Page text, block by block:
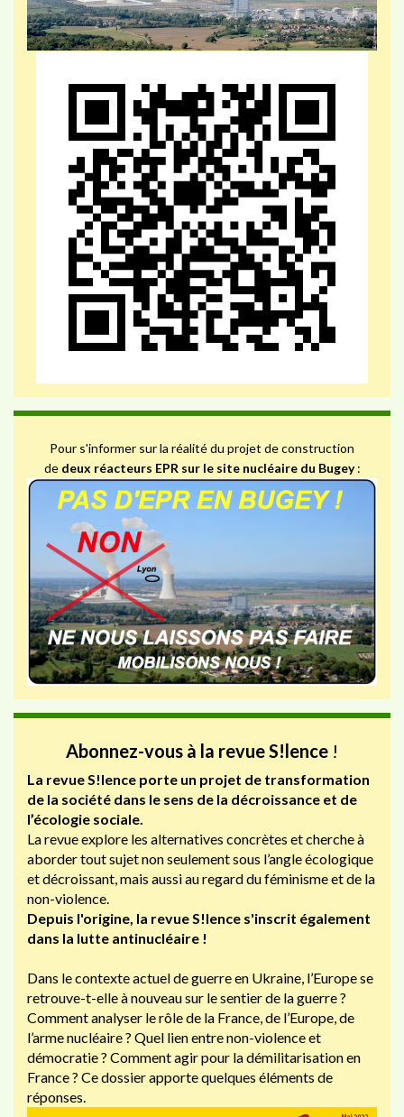
Pour s'informer sur la réalité du projet de construction
de deux réacteurs EPR sur le site nucléaire du Bugey:
Abonnez-vous à la revue S!lence !
La revue S!lence porte un projet de transformation
de la société dans le sens de la décroissance et de
l’écologie sociale.
La revue explore les alternatives concrètes et cherche à
aborder tout sujet non seulement sous l’angle écologique
et décroissant, mais aussi au regard du féminisme et de la
non-violence.
Depuis l'origine, la revue S!lence s'inscrit également
dans la lutte antinucléaire !
Dans le contexte actuel de guerre en Ukraine, l’Europe se
retrouve-t-elle à nouveau sur le sentier de la guerre ?
Comment analyser le rôle de la France, de l’Europe, de
l’arme nucléaire ? Quel lien entre non-violence et
démocratie ? Comment agir pour la démilitarisation en
France ? Ce dossier apporte quelques éléments de
réponses.